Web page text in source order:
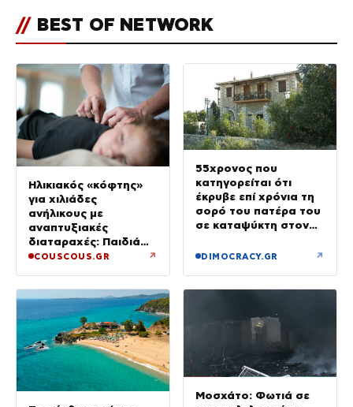
// BEST OF NETWORK
Ηλικιακός «κόφτης»
για χιλιάδες
ανήλικους με
αναπτυξιακές
διαταραχές: Παιδιά
ενός κατώτερου θεού
COUSCOUS.GR ↗
55χρονος που
κατηγορείται ότι
έκρυβε επί χρόνια τη
σορό του πατέρα του
σε καταψύκτη στον
του λόγια στους
DIMOCRACY.GR ↗
Μοσχάτο: Φωτιά σε